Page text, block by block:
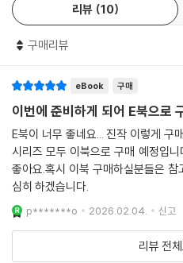
리뷰 10
구매리뷰
eBook 구매
이번에 준비하게 되어 E북으로
E북이 너무 좋네요... 진작 이렇게 구
시리즈 모두 이북으로 구매 예정입
좋아요.혹시 이북 구매하실분들은
심히 하겠습니다.
p*******o 2026.02.04. 신고
리뷰 전